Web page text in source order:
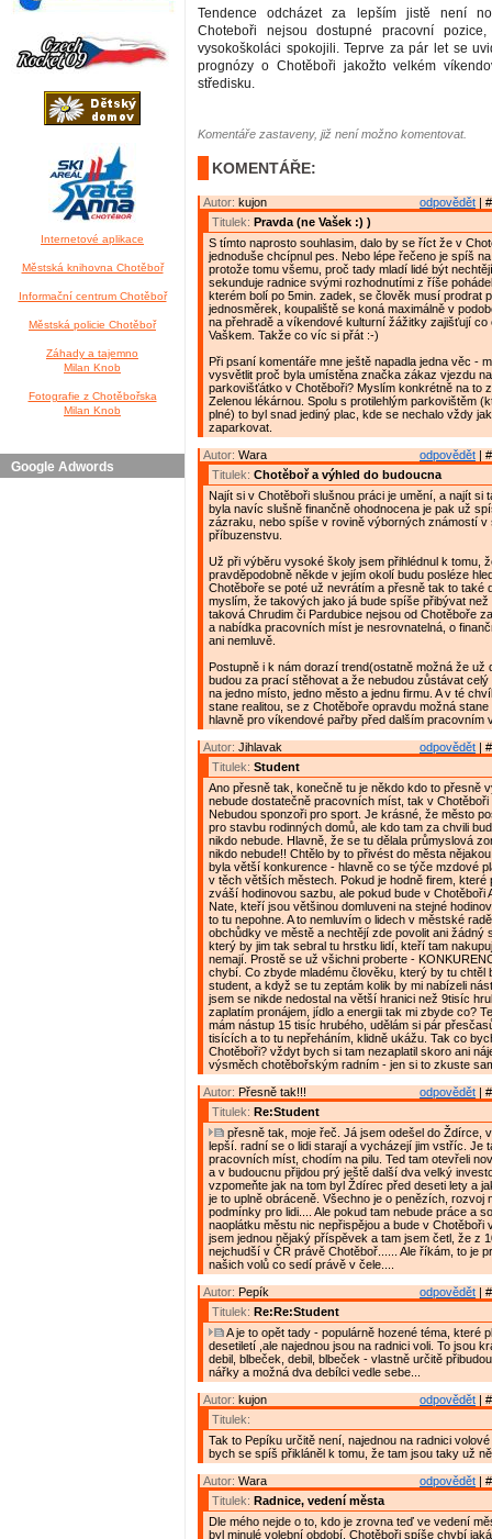
Internetové aplikace
Městská knihovna Chotěboř
Informační centrum Chotěboř
Městská policie Chotěboř
Záhady a tajemno
Milan Knob
Fotografie z Chotěbořska
Milan Knob
Google Adwords
Tendence odcházet za lepším jistě není
Choteboři nejsou dostupné pracovní
vysokoškoláci spokojili. Teprve za pár let se
prognózy o Chotěboři jakožto velkém
středisku.
Komentáře zastaveny, již není možno komentovat.
KOMENTÁŘE:
odpovědět |
Autor: kujon
Titulek: Pravda (ne Vašek :) )
S tímto naprosto souhlasim, dalo by se říct že v
jednoduše chcípnul pes. Nebo lépe řečeno je spíš
protože tomu všemu, proč tady mladí lidé být
sekunduje radnice svými rozhodnutími z říše
kterém bolí po 5min. zadek, se člověk musí prodrat
jednosměrek, koupaliště se koná maximálně v
na přehradě a víkendové kulturní žážitky zajišťují
Vaškem. Takže co víc si přát :-)
Při psaní komentáře mne ještě napadla jedna věc -
vysvětlit proč byla umístěna značka zákaz vjezdu
parkovišťátko v Chotěboři? Myslím konkrétně na to
Zelenou lékárnou. Spolu s protilehlým parkovištěm
plné) to byl snad jediný plac, kde se nechalo vždy
zaparkovat.
odpovědět |
Autor: Wara
Titulek: Chotěboř a výhled do budoucna
Najít si v Chotěboři slušnou práci je umění, a najít si
byla navíc slušně finančně ohodnocena je pak už
zázraku, nebo spíše v rovině výborných známostí v
příbuzenstvu.
Už při výběru vysoké školy jsem přihlédnul k tomu,
pravděpodobně někde v jejím okolí budu posléze
Chotěboře se poté už nevrátím a přesně tak to také
myslím, že takových jako já bude spíše přibývat
taková Chrudim či Pardubice nejsou od Chotěboře
a nabídka pracovních míst je nesrovnatelná, o
ani nemluvě.
Postupně i k nám dorazí trend(ostatně možná že už
budou za prací stěhovat a že nebudou zůstávat
na jedno místo, jedno město a jednu firmu. A v té
stane realitou, se z Chotěboře opravdu možná
hlavně pro víkendové pařby před dalším pracovním
odpovědět |
Autor: Jihlavak
Titulek: Student
Ano přesně tak, konečně tu je někdo kdo to přesně
nebude dostatečně pracovních míst, tak v Chotěboři
Nebudou sponzoři pro sport. Je krásné, že město
pro stavbu rodinných domů, ale kdo tam za chvili
nikdo nebude. Hlavně, že se tu dělala průmyslová
nikdo nebude!! Chtělo by to přivést do města
byla větší konkurence - hlavně co se týče mzdové
v těch větších městech. Pokud je hodně firem, které
zváší hodinovou sazbu, ale pokud bude v Chotěboři
Nate, kteří jsou většinou domluveni na stejné
to tu nepohne. A to nemluvím o lidech v městské
obchůdky ve městě a nechtějí zde povolit ani žádný
který by jim tak sebral tu hrstku lidí, kteří tam
nemají. Prostě se už všichni proberte -
chybí. Co zbyde mladému člověku, který by tu chtěl
student, a když se tu zeptám kolik by mi nabízeli
jsem se nikde nedostal na větší hranici než 9tisíc
zaplatím pronájem, jídlo a energii tak mi zbyde co?
mám nástup 15 tisíc hrubého, udělám si pár
tisících a to tu nepřeháním, klidně ukážu. Tak co
Chotěboři? vždyt bych si tam nezaplatil skoro ani
výsměch chotěbořským radním - jen si to zkuste
odpovědět |
Autor: Přesně tak!!!
Titulek: Re:Student
přesně tak, moje řeč. Já jsem odešel do Ždírce,
lepší. radní se o lidi starají a vycházejí jim vstříc. Je
pracovních míst, chodím na pilu. Ted tam otevřeli
a v budoucnu přijdou prý ještě další dva velký
vzpomeňte jak na tom byl Ždírec před deseti lety a
je to uplně obráceně. Všechno je o penězích, rozvoj
podmínky pro lidi.... Ale pokud tam nebude práce a
naoplátku městu nic nepřispějou a bude v Chotěboři
jsem jednou nějaký příspěvek a tam jsem četl, že z
nejchudší v ČR právě Chotěboř...... Ale říkám, to je
našich volů co sedí právě v čele....
odpovědět |
Autor: Pepík
Titulek: Re:Re:Student
A je to opět tady - populárně hozené téma, které
desetiletí ,ale najednou jsou na radnici voli. To jsou
debil, blbeček, debil, blbeček - vlastně určitě
nářky a možná dva debílci vedle sebe...
odpovědět |
Autor: kujon
Titulek:
Tak to Pepíku určitě není, najednou na radnici
bych se spíš přikláněl k tomu, že tam jsou taky už
odpovědět |
Autor: Wara
Titulek: Radnice, vedení města
Dle mého nejde o to, kdo je zrovna teď ve vedení
byl minulé volební období. Chotěboři spíše chybí